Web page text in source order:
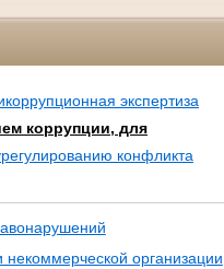
экспертиза
коррупции, для
конфликта
организации